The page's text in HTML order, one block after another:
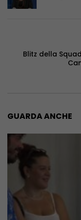
Blitz della
GUARDA ANCHE